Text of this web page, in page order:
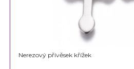
Nerezový přívěsek křížek